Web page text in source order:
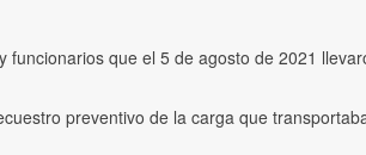
que el 5 de agosto de 2021
preventivo de la carga que